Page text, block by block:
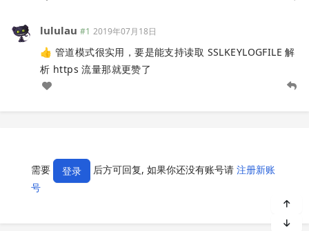
lululau #1 2019年07月18日
👍 管道模式很实用，要是能支持读取 SSLKEYLOGFILE 解
析 https 流量那就更赞了
需要 登录 后方可回复, 如果你还没有账号请 注册新账
号